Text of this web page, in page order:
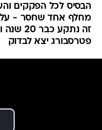
מחלף אחד שחסר - על
זה
פטרסבורג יצא לבדוק